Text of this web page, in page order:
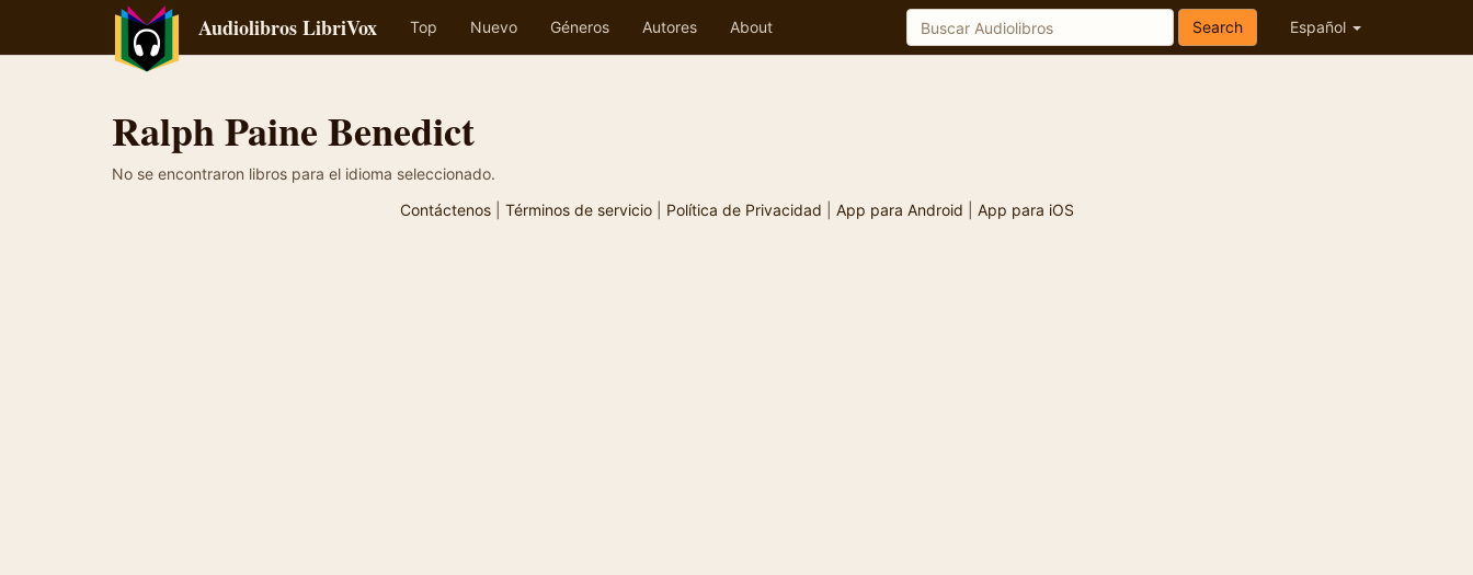
Audiolibros LibriVox Top Nuevo Géneros Autores About Español
Search
Ralph Paine Benedict
No se encontraron libros para el idioma seleccionado.
Contáctenos| Términos de servicio| Política de Privacidad App para Android App para iOS